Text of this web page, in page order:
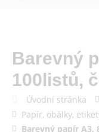
Barevný
100listů,
Úvodní stránka
Papír, obálky,
Barevný papír A3,